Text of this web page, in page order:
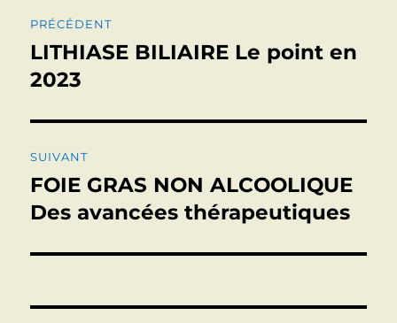
de
l’article
PRÉCÉDENT
Publication
précédente :
LITHIASE BILIAIRE Le point en
2023
SUIVANT
Publication
suivante :
FOIE GRAS NON ALCOOLIQUE
Des avancées thérapeutiques